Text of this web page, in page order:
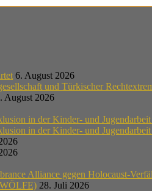
6. August 2026
und Türkischer
August 2026
in der Kinder- und
in der Kinder- und
Alliance gegen Holocaust-
28. Juli 2026